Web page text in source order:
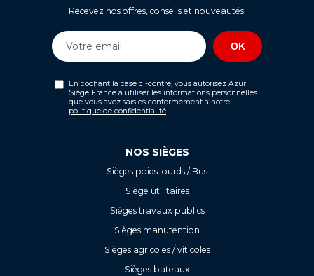
Recevez nos offres, conseils et nouveautés.
En cochant la case ci-contre, vous autorisez Azur
Siège France à utiliser les informations personnelles
que vous avez saisies conformément à notre
politique de confidentialité
NOS SIÈGES
Sièges poids lourds / Bus
Siège utilitaires
Sièges travaux publics
Sièges manutention
Sièges agricoles / viticoles
Sièges bateaux